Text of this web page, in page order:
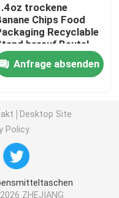
der Lebensmittel
trockene
Chips Food
Recyclable
herauf Beutel
Reißverschluss
Anfrage absenden
Desktop Site
Policy
ZHEJIANG